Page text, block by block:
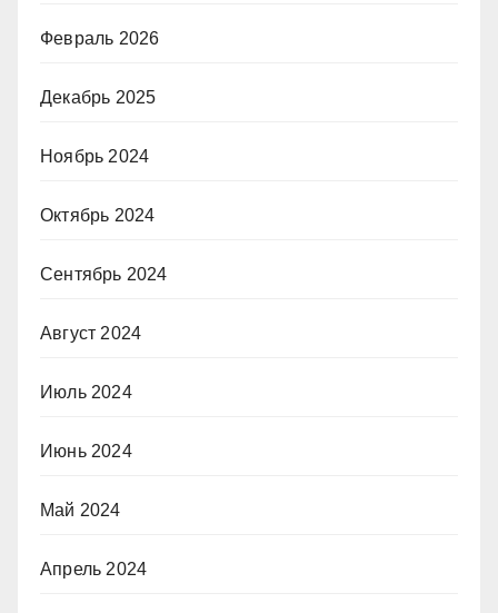
Февраль 2026
Декабрь 2025
Ноябрь 2024
Октябрь 2024
Сентябрь 2024
Август 2024
Июль 2024
Июнь 2024
Май 2024
Апрель 2024